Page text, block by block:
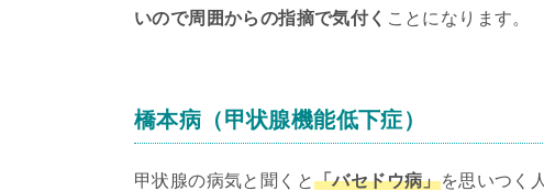
いので周囲からの指摘で気付く ことになります。
橋本病（甲状腺機能低下症）
甲状腺の病気と聞くと「バセドウ病」を思いつく